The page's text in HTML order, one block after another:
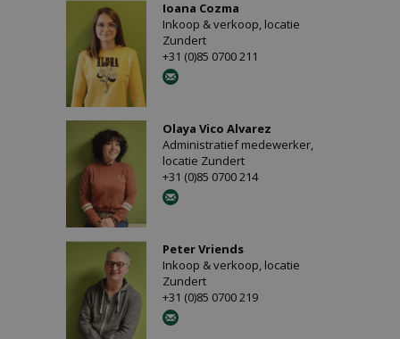
Ioana Cozma
Inkoop & verkoop, locatie
Zundert
+31 (0)85 0700 211
Olaya Vico Alvarez
Administratief medewerker,
locatie Zundert
+31 (0)85 0700 214
Peter Vriends
Inkoop & verkoop, locatie
Zundert
+31 (0)85 0700 219